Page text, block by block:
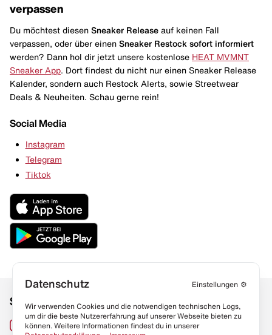
verpassen
Du möchtest diesen Sneaker Release auf keinen Fall
verpassen, oder über einen Sneaker Restock sofort informiert
werden? Dann hol dir jetzt unsere kostenlose HEAT MVMNT
Sneaker App . Dort findest du nicht nur einen Sneaker Release
Kalender, sondern auch Restock Alerts, sowie Streetwear
Deals & Neuheiten. Schau gerne rein!
Social Media
Instagram
Telegram
Tiktok
Social Media
Instagram
Links
Sneaker Lexikon
Datenschutz Einstellungen ⚙️
Wir verwenden Cookies und die notwendigen technischen Logs,
um dir die beste Nutzererfahrung auf unserer Webseite bieten zu
können. Weitere Informationen findest du in unserer